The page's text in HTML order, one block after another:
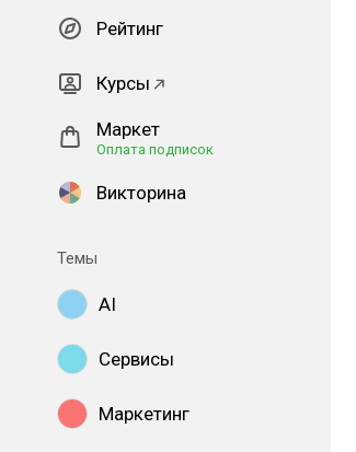
Рейтинг
Курсы
Маркет
Оплата подписок
Викторина
Темы
AI
Сервисы
Маркетинг